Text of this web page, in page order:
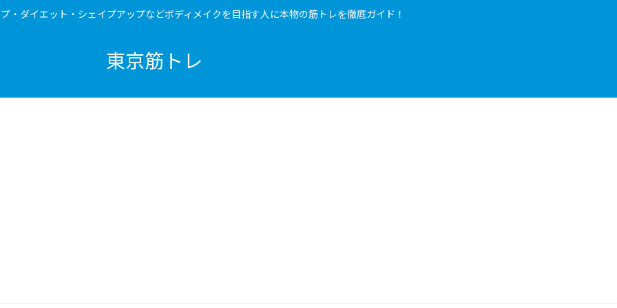
・ダイエット・シェイプアップなどボディメイクを目指す人に本物の筋トレを徹底ガイド！
東京筋トレ